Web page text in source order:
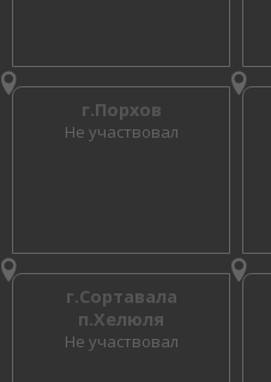
г.Порхов
Не участвовал
г.Сортавала
п.Хелюля
Не участвовал